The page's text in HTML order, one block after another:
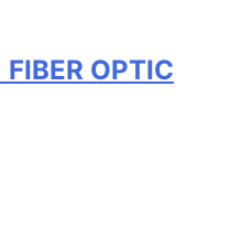
FIBER OPTIC